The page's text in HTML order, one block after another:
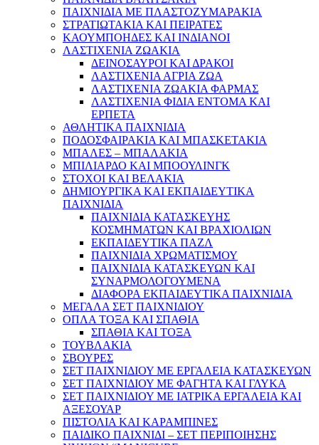
ΠΑΙΧΝΙΔΙΑ ΜΕ ΠΛΑΣΤΟΖΥΜΑΡΑΚΙΑ
ΣΤΡΑΤΙΩΤΑΚΙΑ ΚΑΙ ΠΕΙΡΑΤΕΣ
ΚΑΟΥΜΠΟΗΔΕΣ ΚΑΙ ΙΝΔΙΑΝΟΙ
ΛΑΣΤΙΧΕΝΙΑ ΖΩΑΚΙΑ
ΔΕΙΝΟΣΑΥΡΟΙ ΚΑΙ ΔΡΑΚΟΙ
ΛΑΣΤΙΧΕΝΙΑ ΑΓΡΙΑ ΖΩΑ
ΛΑΣΤΙΧΕΝΙΑ ΖΩΑΚΙΑ ΦΑΡΜΑΣ
ΛΑΣΤΙΧΕΝΙΑ ΦΙΔΙΑ ΕΝΤΟΜΑ ΚΑΙ
ΕΡΠΕΤΑ
ΑΘΛΗΤΙΚΑ ΠΑΙΧΝΙΔΙΑ
ΠΟΔΟΣΦΑΙΡΑΚΙΑ ΚΑΙ ΜΠΑΣΚΕΤΑΚΙΑ
ΜΠΑΛΕΣ – ΜΠΑΛΑΚΙΑ
ΜΠΙΛΙΑΡΔΟ ΚΑΙ ΜΠΟΟΥΛΙΝΓΚ
ΣΤΟΧΟΙ ΚΑΙ ΒΕΛΑΚΙΑ
ΔΗΜΙΟΥΡΓΙΚΑ ΚΑΙ ΕΚΠΑΙΔΕΥΤΙΚΑ
ΠΑΙΧΝΙΔΙΑ
ΠΑΙΧΝΙΔΙΑ ΚΑΤΑΣΚΕΥΗΣ
ΚΟΣΜΗΜΑΤΩΝ ΚΑΙ ΒΡΑΧΙΟΛΙΩΝ
ΕΚΠΑΙΔΕΥΤΙΚΑ ΠΑΖΛ
ΠΑΙΧΝΙΔΙΑ ΧΡΩΜΑΤΙΣΜΟΥ
ΠΑΙΧΝΙΔΙΑ ΚΑΤΑΣΚΕΥΩΝ ΚΑΙ
ΣΥΝΑΡΜΟΛΟΓΟΥΜΕΝΑ
ΔΙΑΦΟΡΑ ΕΚΠΑΙΔΕΥΤΙΚΑ ΠΑΙΧΝΙΔΙΑ
ΜΕΓΑΛΑ ΣΕΤ ΠΑΙΧΝΙΔΙΟΥ
ΟΠΛΑ ΤΟΞΑ ΚΑΙ ΣΠΑΘΙΑ
ΣΠΑΘΙΑ ΚΑΙ ΤΟΞΑ
ΤΟΥΒΛΑΚΙΑ
ΣΒΟΥΡΕΣ
ΣΕΤ ΠΑΙΧΝΙΔΙΟΥ ΜΕ ΕΡΓΑΛΕΙΑ ΚΑΤΑΣΚΕΥΩΝ
ΣΕΤ ΠΑΙΧΝΙΔΙΟΥ ΜΕ ΦΑΓΗΤΑ ΚΑΙ ΓΛΥΚΑ
ΣΕΤ ΠΑΙΧΝΙΔΙΟΥ ΜΕ ΙΑΤΡΙΚΑ ΕΡΓΑΛΕΙΑ ΚΑΙ
ΑΞΕΣΟΥΑΡ
ΠΙΣΤΟΛΙΑ ΚΑΙ ΚΑΡΑΜΠΙΝΕΣ
ΠΑΙΔΙΚΟ ΠΑΙΧΝΙΔΙ – ΣΕΤ ΠΕΡΙΠΟΙΗΣΗΣ